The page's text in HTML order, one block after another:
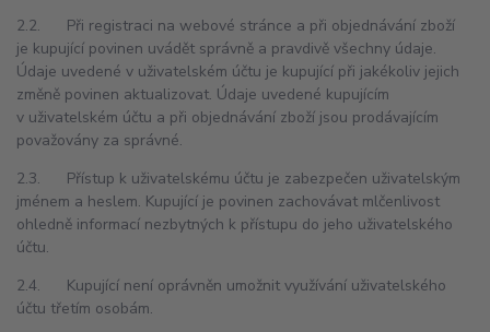
2.2. Při registraci na webové stránce a při objednávání zboží
je kupující povinen uvádět správně a pravdivě všechny údaje.
Údaje uvedené v uživatelském účtu je kupující při jakékoliv jejich
změně povinen aktualizovat. Údaje uvedené kupujícím
v uživatelském účtu a při objednávání zboží jsou prodávajícím
považovány za správné.
2.3. Přístup k uživatelskému účtu je zabezpečen uživatelským
jménem a heslem. Kupující je povinen zachovávat mlčenlivost
ohledně informací nezbytných k přístupu do jeho uživatelského
účtu.
2.4. Kupující není oprávněn umožnit využívání uživatelského
účtu třetím osobám.